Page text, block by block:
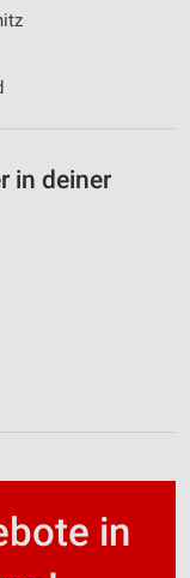
in deiner
in